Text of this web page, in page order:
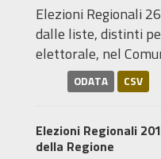
Elezioni Regionali
dalle liste, distinti
elettorale, nel
ODATA CSV
Elezioni Regionali
della Regione